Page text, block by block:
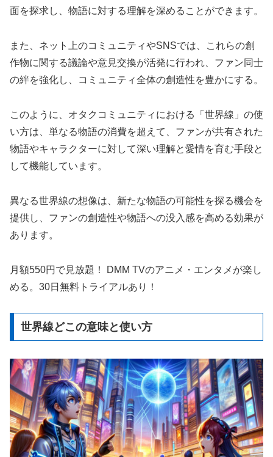
面を探求し、物語に対する理解を深めることができます。
また、ネット上のコミュニティやSNSでは、これらの創
作物に関する議論や意見交換が活発に行われ、ファン同士
の絆を強化し、コミュニティ全体の創造性を豊かにする。
このように、オタクコミュニティにおける「世界線」の使
い方は、単なる物語の消費を超えて、ファンが共有された
物語やキャラクターに対して深い理解と愛情を育む手段と
して機能しています。
異なる世界線の想像は、新たな物語の可能性を探る機会を
提供し、ファンの創造性や物語への没入感を高める効果が
あります。
月額550円で見放題！ DMM TVのアニメ・エンタメが楽し
める。30日無料トライアルあり！
世界線どこの意味と使い方